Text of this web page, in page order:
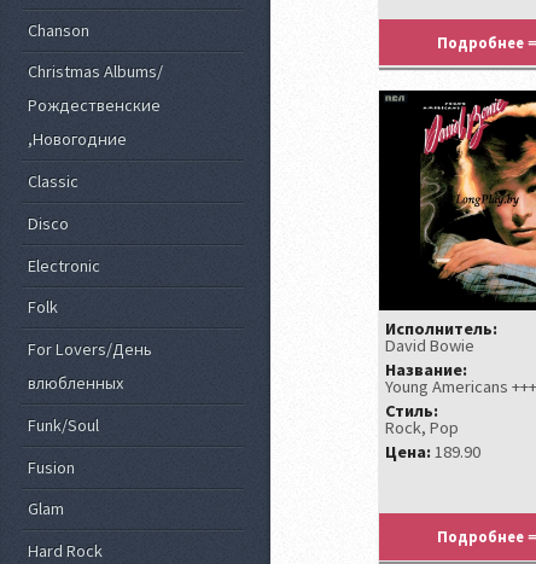
Подробнее
Исполнитель:
David Bowie
Название:
Young Americans
Стиль:
Rock, Pop
Цена: 189.90
Подробнее
Chanson
Christmas Albums/
Рождественские
,Новогодние
Classic
Disco
Electronic
Folk
For Lovers/День
влюбленных
Funk/Soul
Fusion
Glam
Hard Rock